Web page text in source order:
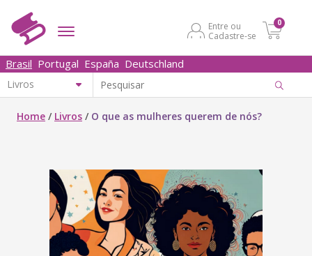
Entre ou
Cadastre-se
0
Brasil Portugal España Deutschland
Home / Livros / O que as mulheres querem de nós?